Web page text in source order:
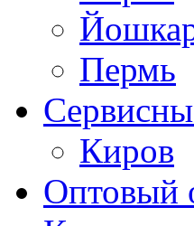
Пермь
Киров
Оптовый